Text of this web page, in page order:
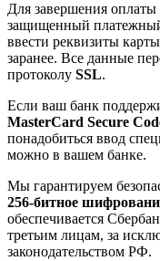
Для завершения
защищенный
ввести реквизиты
заранее. Все данные
протоколу SSL.
Если ваш банк
MasterCard Secure
понадобиться ввод
можно в вашем банке.
Мы гарантируем
256-битное
обеспечивается
третьим лицам, за
законодательством РФ.